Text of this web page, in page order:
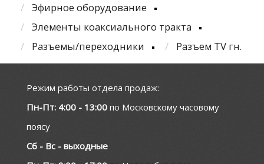
Эфирное оборудование
Элементы коаксиального тракта
Разъемы/переходники
Разъем TV гн.
Режим работы отдела продаж:
Пн-Пт: 4:00 - 13:00 по Московскому часовому
поясу
Сб - Вс - выходные